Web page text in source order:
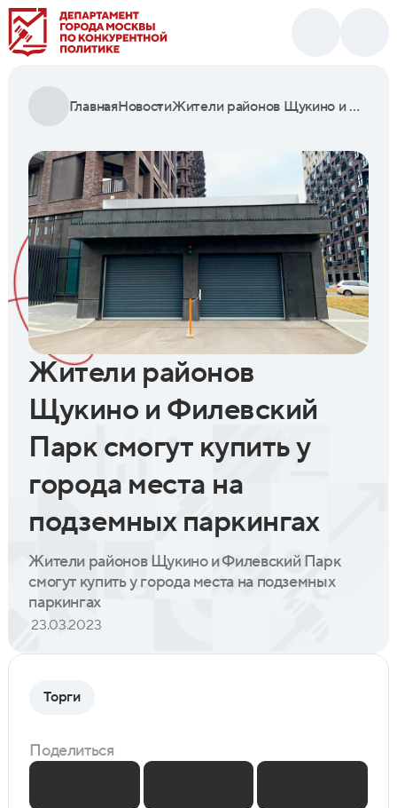
ГлавнаяНовости Жители районов Щукино и Филевский Парк смогут купить у города места на подземных паркингах
Жители районов
Щукино и Филевский
Парк смогут купить у
города места на
подземных паркингах
Жители районов Щукино и Филевский Парк
смогут купить у города места на подземных
паркингах
23.03.2023
Торги
Поделиться